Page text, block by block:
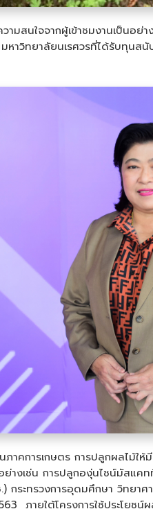
มสนใจจากผู้เข้าชมงานเป็นอ
วิทยาลัยนเรศวรที่ได้รับทุนส
ภาคการเกษตร การปลูกผลไม้ใ
งเช่น การปลูกองุ่นไชน์มัสแ
กระทรวงการอุดมศึกษา วิทย
ภายใต้โครงการใช้ประโย